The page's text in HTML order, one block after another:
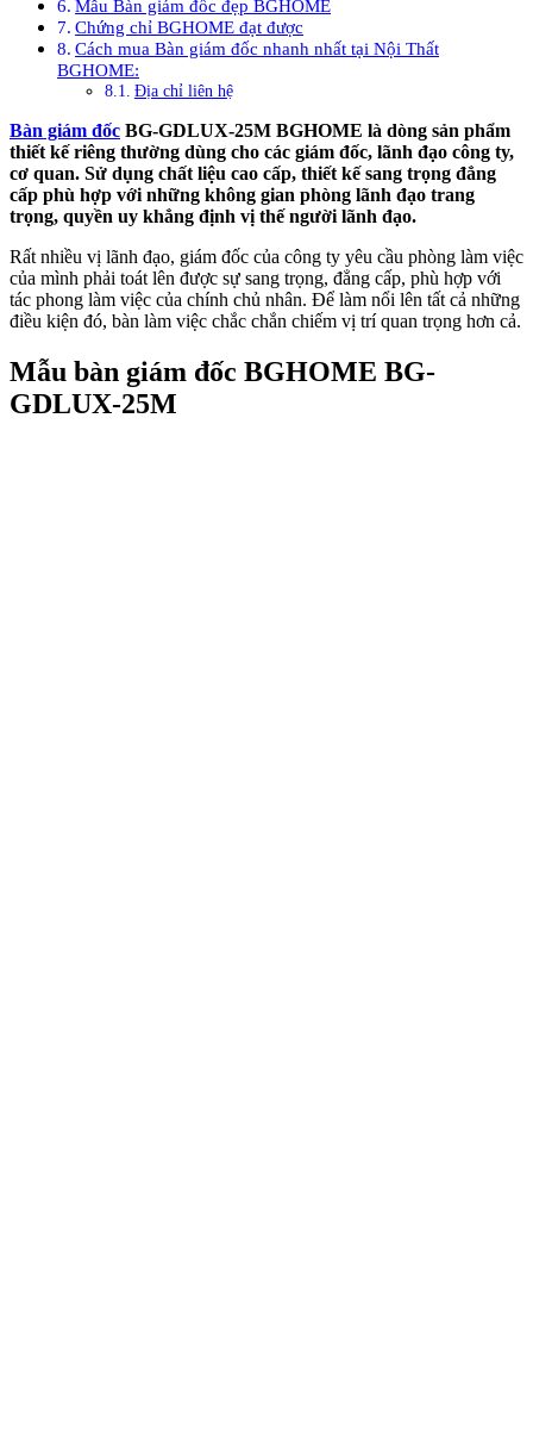
Mẫu Bàn giám đốc đẹp BGHOME
Chứng chỉ BGHOME đạt được
Cách mua Bàn giám đốc nhanh nhất tại Nội Thất
BGHOME:
Địa chỉ liên hệ
Bàn giám đốc BG-GDLUX-25M BGHOME là dòng sản phẩm
thiết kế riêng thường dùng cho các giám đốc, lãnh đạo công ty,
cơ quan. Sử dụng chất liệu cao cấp, thiết kế sang trọng đẳng
cấp phù hợp với những không gian phòng lãnh đạo trang
trọng, quyền uy khẳng định vị thế người lãnh đạo.
Rất nhiều vị lãnh đạo, giám đốc của công ty yêu cầu phòng làm việc
của mình phải toát lên được sự sang trọng, đẳng cấp, phù hợp với
tác phong làm việc của chính chủ nhân. Để làm nổi lên tất cả những
điều kiện đó, bàn làm việc chắc chắn chiếm vị trí quan trọng hơn cả.
Mẫu bàn giám đốc BGHOME BG-
GDLUX-25M